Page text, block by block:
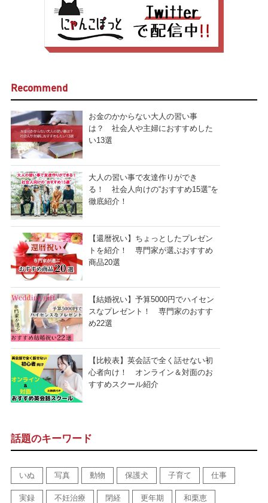
Recommend
お金のかからない大人の習い事
は？ 社会人や主婦におすすめした
い13選
大人の習い事で友達作りができ
る！ 社会人向けの“おすすめ15選”を
徹底紹介！
【還暦祝い】ちょっとしたプレゼン
トを紹介！ 専門家が選ぶおすすめ
商品20選
【結婚祝い】予算5000円でハイセン
スなプレゼント！ 専門家のおすす
め22選
【比較表】英会話で全く話せない初
心者向け！ オンライン＆対面のお
すすめスクール紹介
話題のキーワード
いぬ 写真 動物 保護犬 子育て 仕事
実録 不妊治療 閉経 更年期 和栗恵